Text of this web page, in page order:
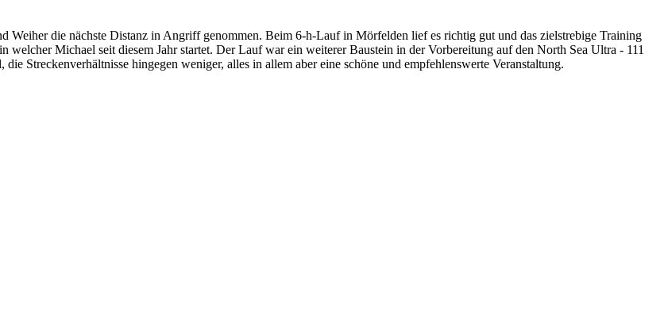
die nächste Distanz in Angriff genommen. Beim 6-h-Lauf in Mörfelden lief es richtig gut und das zielstrebige Training
Michael seit diesem Jahr startet. Der Lauf war ein weiterer Baustein in der Vorbereitung auf den North Sea Ultra - 111
Streckenverhältnisse hingegen weniger, alles in allem aber eine schöne und empfehlenswerte Veranstaltung.